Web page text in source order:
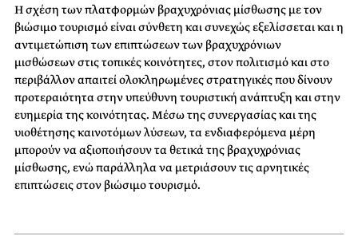
Η σχέση των πλατφορμών βραχυχρόνιας μίσθωσης με τον
βιώσιμο τουρισμό είναι σύνθετη και συνεχώς εξελίσσεται και η
αντιμετώπιση των επιπτώσεων των βραχυχρόνιων
μισθώσεων στις τοπικές κοινότητες, στον πολιτισμό και στο
περιβάλλον απαιτεί ολοκληρωμένες στρατηγικές που δίνουν
προτεραιότητα στην υπεύθυνη τουριστική ανάπτυξη και στην
ευημερία της κοινότητας. Μέσω της συνεργασίας και της
υιοθέτησης καινοτόμων λύσεων, τα ενδιαφερόμενα μέρη
μπορούν να αξιοποιήσουν τα θετικά της βραχυχρόνιας
μίσθωσης, ενώ παράλληλα να μετριάσουν τις αρνητικές
επιπτώσεις στον βιώσιμο τουρισμό.